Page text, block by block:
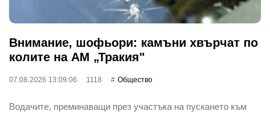
Внимание, шофьори: камъни хвърчат по
колите на АМ „Тракия"
07.08.2026 13:09:06 1118 Общество
Водачите, преминаващи през участъка на пускането към